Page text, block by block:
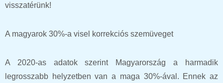
visszatérünk!
A magyarok 30%-a visel korrekciós szemüveget
A 2020-as adatok szerint Magyarország a harmadik
legrosszabb helyzetben van a maga 30%-ával. Ennek az